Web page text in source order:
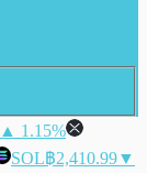
▲ 1.15%
SOL฿2,410.99▼